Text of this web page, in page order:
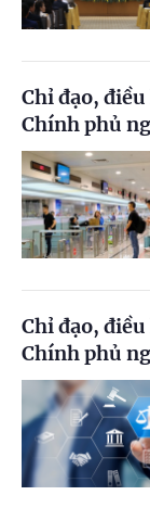
Chỉ đạo,
Chính phủ
Chỉ đạo,
Chính phủ